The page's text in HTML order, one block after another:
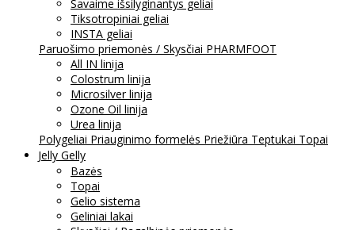
Savaime išsilyginantys geliai
Tiksotropiniai geliai
INSTA geliai
Paruošimo priemonės / Skysčiai PHARMFOOT
All IN linija
Colostrum linija
Microsilver linija
Ozone Oil linija
Urea linija
Polygeliai Priauginimo formelės Priežiūra Teptukai Topai
Jelly Gelly
Bazės
Topai
Gelio sistema
Geliniai lakai